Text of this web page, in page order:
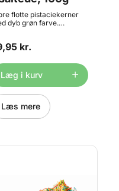
flotte pistaciekerner
dyb grøn farve.
til pynt eller deles i
- bør opbevares
køligt og ude af sollys.
pr. pose.
kr.
Læg i kurv
Læs mere